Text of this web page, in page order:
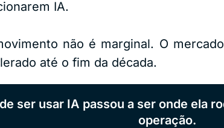
IA.
não é marginal. O
até o fim da década.
ser usar IA passou a ser onde ela
operação.